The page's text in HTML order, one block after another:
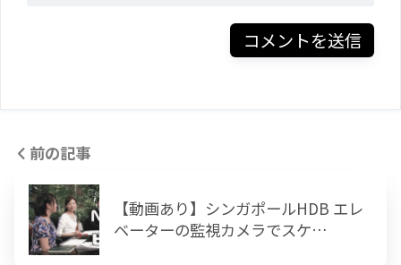
前の記事
【動画あり】シンガポールHDB エレ
ベーターの監視カメラでスケ…